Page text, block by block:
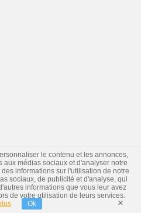
le contenu et les annonces,
aux médias sociaux et d'analyser notre
informations sur l'utilisation de notre
sociaux, de publicité et d'analyse, qui
informations que vous leur avez
de votre utilisation de leurs services.
Ok ×